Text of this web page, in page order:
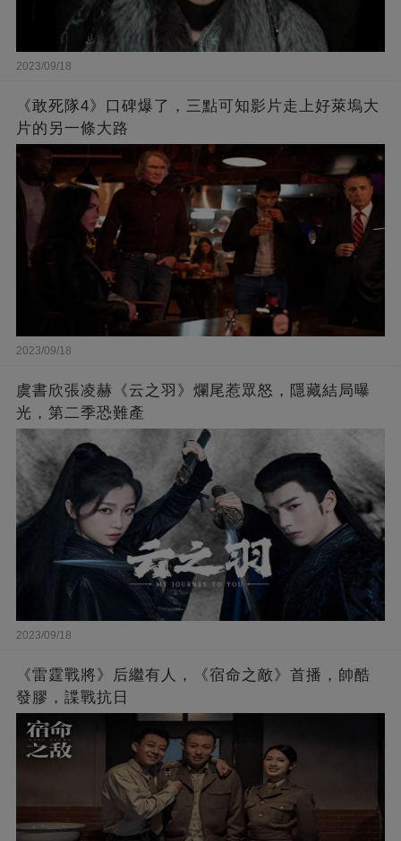
2023/09/18
《敢死隊4》口碑爆了，三點可知影片走上好萊塢大
片的另一條大路
2023/09/18
虞書欣張凌赫《云之羽》爛尾惹眾怒，隱藏結局曝
光，第二季恐難產
2023/09/18
《雷霆戰將》后繼有人，《宿命之敵》首播，帥酷
發膠，諜戰抗日